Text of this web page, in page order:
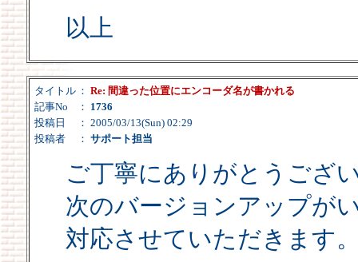
以上
タイトル ： Re: 間違った位置にエンコーダ名が書かれる
記事No
： 1736
投稿日
： 2005/03/13(Sun) 02:29
投稿者
： サポート担当
ご丁寧にありがとうござ
次のバージョンアップが
対応させていただきます